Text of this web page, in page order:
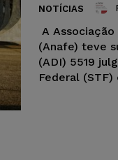
NOTÍCIAS
A
(Anafe) teve
(ADI) 5519
Federal (STF)